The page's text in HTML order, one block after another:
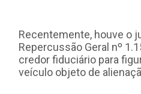
Recentemente, houve o
Repercussão Geral nº
credor fiduciário para
veículo objeto de